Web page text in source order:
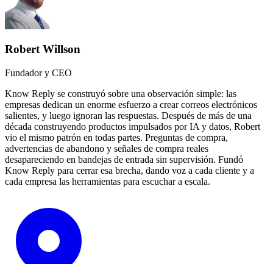
Robert Willson
Fundador y CEO
Know Reply se construyó sobre una observación simple: las
empresas dedican un enorme esfuerzo a crear correos electrónicos
salientes, y luego ignoran las respuestas. Después de más de una
década construyendo productos impulsados por IA y datos, Robert
vio el mismo patrón en todas partes. Preguntas de compra,
advertencias de abandono y señales de compra reales
desapareciendo en bandejas de entrada sin supervisión. Fundó
Know Reply para cerrar esa brecha, dando voz a cada cliente y a
cada empresa las herramientas para escuchar a escala.